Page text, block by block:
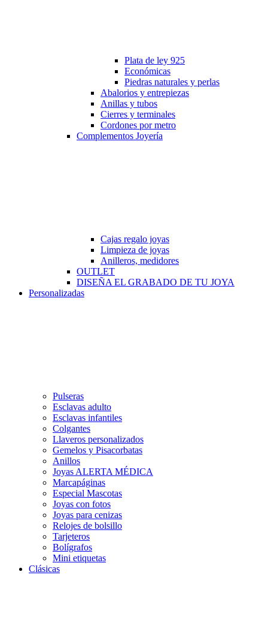
Plata de ley 925
Económicas
Piedras naturales y perlas
Abalorios y entrepiezas
Anillas y tubos
Cierres y terminales
Cordones por metro
Complementos Joyería
Cajas regalo joyas
Limpieza de joyas
Anilleros, medidores
OUTLET
DISEÑA EL GRABADO DE TU JOYA
Personalizadas
Pulseras
Esclavas adulto
Esclavas infantiles
Colgantes
Llaveros personalizados
Gemelos y Pisacorbatas
Anillos
Joyas ALERTA MÉDICA
Marcapáginas
Especial Mascotas
Joyas con fotos
Joyas para cenizas
Relojes de bolsillo
Tarjeteros
Bolígrafos
Mini etiquetas
Clásicas